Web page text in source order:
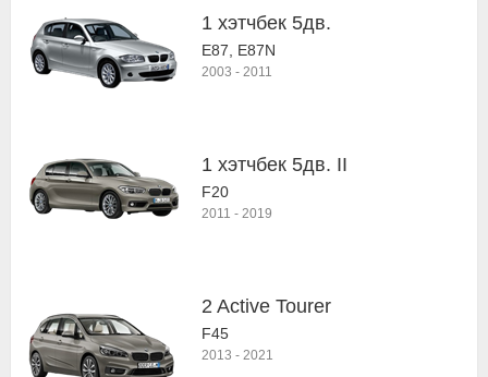
1 хэтчбек 5дв.
E87, E87N
2003 - 2011
1 хэтчбек 5дв. II
F20
2011 - 2019
2 Active Tourer
F45
2013 - 2021